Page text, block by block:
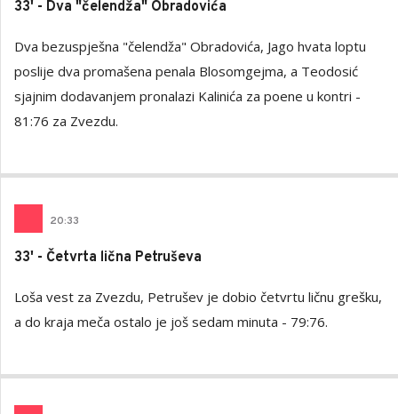
33' - Dva "čelendža" Obradovića
Dva bezuspješna "čelendža" Obradovića, Jago hvata loptu
poslije dva promašena penala Blosomgejma, a Teodosić
sjajnim dodavanjem pronalazi Kalinića za poene u kontri -
81:76 za Zvezdu.
20:33
33' - Četvrta lična Petruševa
Loša vest za Zvezdu, Petrušev je dobio četvrtu ličnu grešku,
a do kraja meča ostalo je još sedam minuta - 79:76.